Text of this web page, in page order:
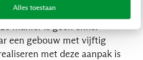
Alles toestaanvan een tuinhuis
manier is geen enkel
een gebouw met vijftig
met deze aanpak is